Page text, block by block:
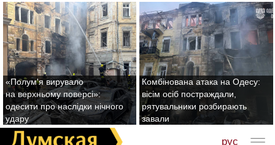
«Полум'я вирувало
на верхньому поверсі»:
одесити про наслідки нічного
удару
Комбінована атака на Одесу:
вісім осіб постраждали,
рятувальники розбирають
завали
рус